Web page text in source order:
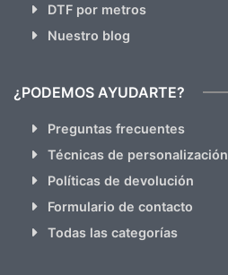
DTF por metros
Nuestro blog
¿PODEMOS AYUDARTE?
Preguntas frecuentes
Técnicas de personalización
Políticas de devolución
Formulario de contacto
Todas las categorías